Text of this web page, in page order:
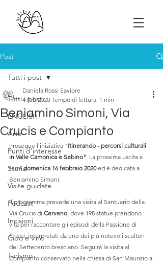
Post
Tutti i post
ENGLISH
Arte
Punti d'interesse
Storia
Visite guidate
Podcast
Incisioni
Cibo e vino
Turismo
Tutti i post
Beniamino Simoni, Via
Crucis e Compianto
Daniela Rossi Saviore
4 feb 2020 Tempo di lettura: 1 min
Prosegue l’iniziativa "Itinerando - percorsi culturali
in Valle Camonica e Sebino". La prossima uscita si
terrà domenica 16 febbraio 2020 ed è dedicata a
Beniamino Simoni.
Il programma prevede una visita al Santuario della
Via Crucis di Cerveno, dove 198 statue prendono
vita per raccontare gli episodi della Passione di
Cristo, interpretati da uno dei più notevoli scultori
del Settecento bresciano. Seguirà la visita al
Compianto conservato nella chiesa di San Maurizio a